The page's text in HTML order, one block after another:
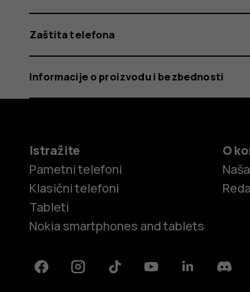
Zaštita telefona
Informacije o proizvodu i bezbednosti
Istražite
Pametni telefoni
Klasični telefoni
Tableti
Nokia smartphones and tablets
O
FacebookInstagramTiktok YoutubeLinkedin